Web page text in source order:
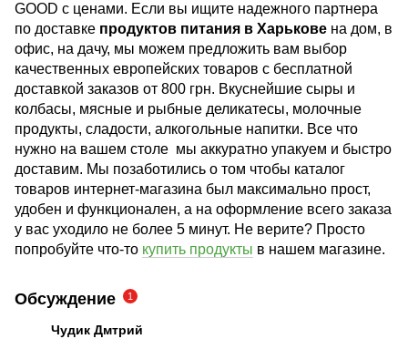
GOOD с ценами. Если вы ищите надежного партнера
по доставке продуктов питания в Харькове на дом, в
офис, на дачу, мы можем предложить вам выбор
качественных европейских товаров с бесплатной
доставкой заказов от 800 грн. Вкуснейшие сыры и
колбасы, мясные и рыбные деликатесы, молочные
продукты, сладости, алкогольные напитки. Все что
нужно на вашем столе мы аккуратно упакуем и быстро
доставим. Мы позаботились о том чтобы каталог
товаров интернет-магазина был максимально прост,
удобен и функционален, а на оформление всего заказа
у вас уходило не более 5 минут. Не верите? Просто
попробуйте что-то купить продукты в нашем магазине.
Обсуждение 1
Чудик Дмтрий